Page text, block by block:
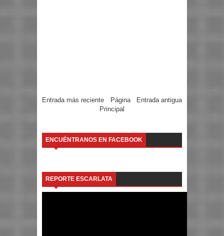
Entrada más reciente Entrada antigua
Página
Principal
ENCUÉNTRANOS EN FACEBOOK
REPORTE ESCARLATA